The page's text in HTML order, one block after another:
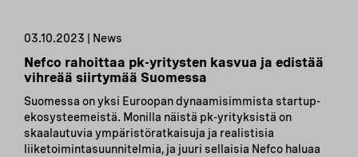
03.10.2023 | News
Nefco rahoittaa pk-yritysten kasvua ja edistää
vihreää siirtymää Suomessa
Suomessa on yksi Euroopan dynaamisimmista startup-
ekosysteemeistä. Monilla näistä pk-yrityksistä on
skaalautuvia ympäristöratkaisuja ja realistisia
liiketoimintasuunnitelmia, ja juuri sellaisia Nefco haluaa